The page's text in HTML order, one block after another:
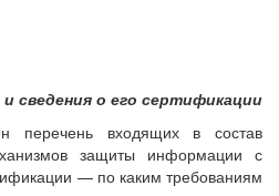
и сведения о его сертификации
перечень входящих в состав
защиты информации с
— по каким требованиям